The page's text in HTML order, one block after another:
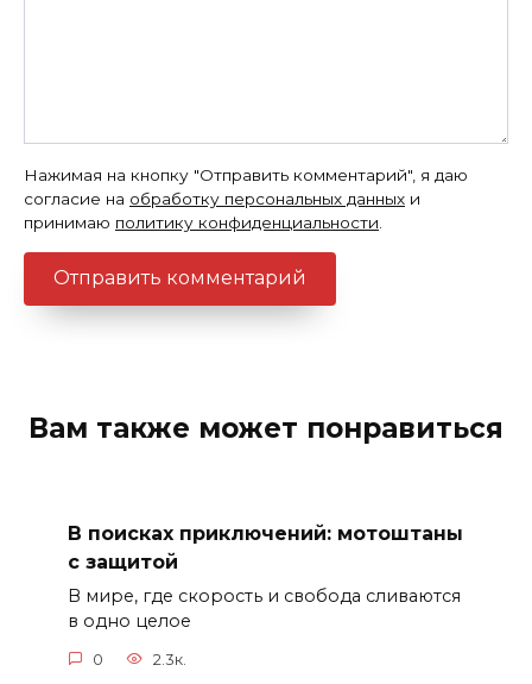
Нажимая на кнопку "Отправить комментарий", я даю
согласие на обработку персональных данных и
принимаю политику конфиденциальности
Вам также может понравиться
В поисках приключений: мотоштаны
с защитой
В мире, где скорость и свобода сливаются
в одно целое
0 2.3к.